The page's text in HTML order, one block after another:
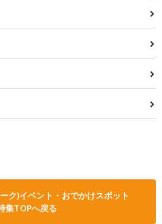
ク)イベント・おでかけスポット
集TOPへ戻る